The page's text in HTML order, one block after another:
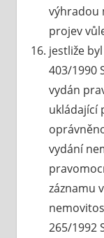
výhradou
projev
jestliže
403/1990
vydán
ukládající
vydání
záznamu
265/1992